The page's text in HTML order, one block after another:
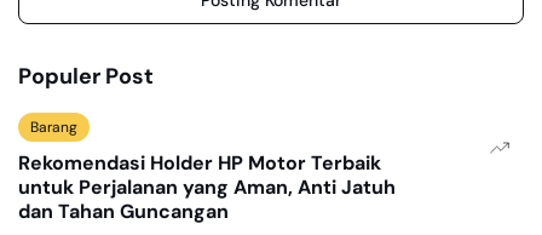
Populer Post
Barang
Rekomendasi Holder HP Motor Terbaik
untuk Perjalanan yang Aman, Anti Jatuh
dan Tahan Guncangan